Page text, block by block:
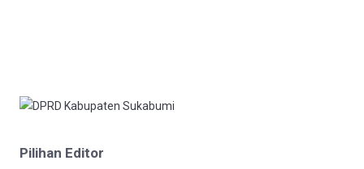
Pilihan Editor